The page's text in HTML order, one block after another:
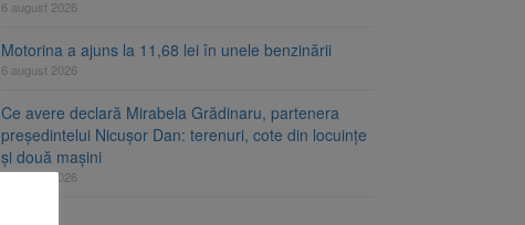
6 august 2026
Motorina a ajuns la 11,68 lei în unele benzinării
6 august 2026
Ce avere declară Mirabela Grădinaru, partenera
președintelui Nicușor Dan: terenuri, cote din locuințe
și două mașini
5 august 2026